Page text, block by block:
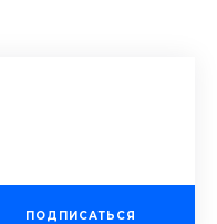
ПОДПИСАТЬСЯ